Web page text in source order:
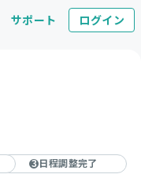
サポート ログイン
3 日程調整完了